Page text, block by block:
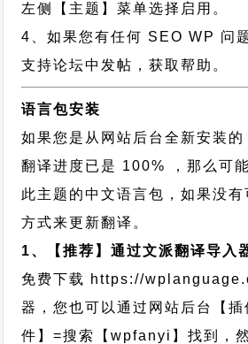
左侧【主题】菜单选择启用。
4、如果您有任何 SEO WP 问
支持论坛中发帖，获取帮助。
语言包安装
如果您是从网站后台全新安装
翻译进度已是 100% ，那么可
此主题的中文语言包，如果没
方式来更新翻译。
1、【推荐】通过文派翻译导入
免费下载 https://
器，您也可以通过网站后台【
件】=搜索【wpfanyi】找到，